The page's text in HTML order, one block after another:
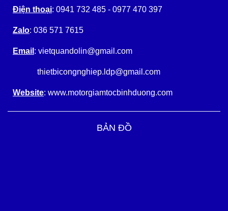
Điện thoại: 0941 732 485 - 0977 470 397
Zalo: 036 571 7615
Email : vietquandolin@gmail.com
thietbicongnghiep.ldp@gmail.com
Website: www.motorgiamtocbinhduong.com
BẢN ĐỒ